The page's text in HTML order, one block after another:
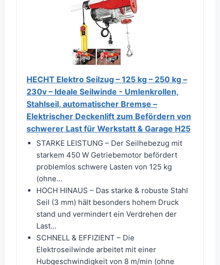
HECHT Elektro Seilzug – 125 kg – 250 kg –
230v – Ideale Seilwinde - Umlenkrollen,
Stahlseil, automatischer Bremse –
Elektrischer Deckenlift zum Befördern von
schwerer Last für Werkstatt & Garage H25
STARKE LEISTUNG – Der Seilhebezug mit
starkem 450 W Getriebemotor befördert
problemlos schwere Lasten von 125 kg
(ohne...
HOCH HINAUS – Das starke & robuste Stahl
Seil (3 mm) hält besonders hohem Druck
stand und vermindert ein Verdrehen der
Last...
SCHNELL & EFFIZIENT – Die
Elektroseilwinde arbeitet mit einer
Hubgeschwindigkeit von 8 m/min (ohne